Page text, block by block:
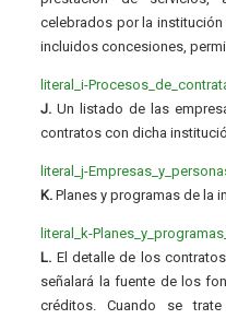
celebrados por la institución
incluidos concesiones,
literal_i-
J. Un listado de las
contratos con dicha
literal_j-
K. Planes y programas de la
literal_k-
L. El detalle de los
señalará la fuente de los
créditos. Cuando se